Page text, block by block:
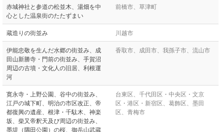
赤城神社と参道の松並木、湯畑を中
心とした温泉街のたたずまい
前橋市、草津町
蔵造りの街並み 川越市
伊能忠敬を生んだ水郷の街並み、成
田山新勝寺・門前の街並み、手賀沼
周辺の古墳・文化人の旧居、利根運
河
香取市、成田市、我孫子市、流山市
寛永寺・上野公園、谷中の街並み、
江戸の城下町、明治の市区改正、帝
都復興の遺産、根津・千駄木、神楽
坂、柴又帝釈天及び周辺の街並み、
墨堤（隅田公園）の桜、御岳山武蔵
台東区、千代田区・中央区・文京
区・港区・新宿区、葛飾区、墨田
区、青梅市